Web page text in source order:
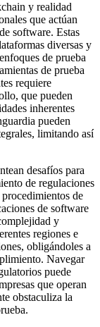
y realidad
que actúan
software. Estas
diversas y
de prueba
de prueba
requiere
que pueden
inherentes
pueden
limitando así
desafíos para
de regulaciones
de
de software
y
regiones e
obligándoles a
Navegar
puede
que operan
obstaculiza la